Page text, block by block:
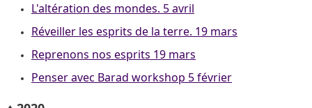
L'altération des mondes. 5 avril
Réveiller les esprits de la terre. 19 mars
Reprenons nos esprits 19 mars
Penser avec Barad workshop 5 février